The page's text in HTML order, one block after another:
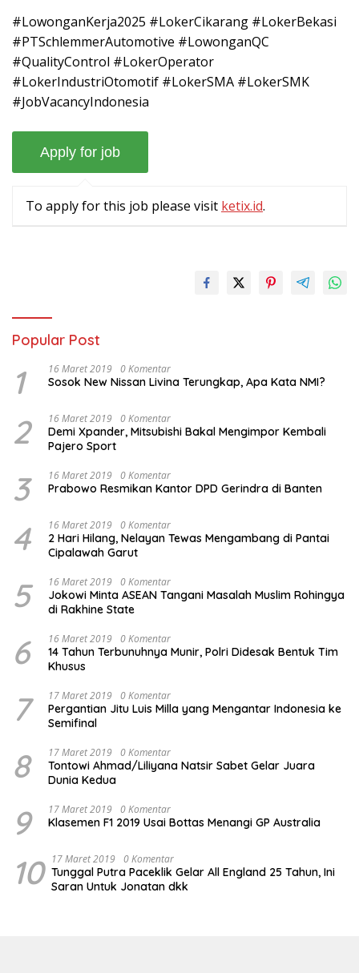
#LowonganKerja2025 #LokerCikarang #LokerBekasi
#PTSchlemmerAutomotive #LowonganQC
#QualityControl #LokerOperator
#LokerIndustriOtomotif #LokerSMA #LokerSMK
#JobVacancyIndonesia
To apply for this job please visit ketix.id.
Popular Post
1 16 Maret 2019 0 Komentar
Sosok New Nissan Livina Terungkap, Apa Kata NMI?
2 16 Maret 2019 0 Komentar
Demi Xpander, Mitsubishi Bakal Mengimpor Kembali
Pajero Sport
3 16 Maret 2019 0 Komentar
Prabowo Resmikan Kantor DPD Gerindra di Banten
4 16 Maret 2019 0 Komentar
2 Hari Hilang, Nelayan Tewas Mengambang di Pantai
Cipalawah Garut
5 16 Maret 2019 0 Komentar
Jokowi Minta ASEAN Tangani Masalah Muslim Rohingya
di Rakhine State
6 16 Maret 2019 0 Komentar
14 Tahun Terbunuhnya Munir, Polri Didesak Bentuk Tim
Khusus
7 17 Maret 2019 0 Komentar
Pergantian Jitu Luis Milla yang Mengantar Indonesia ke
Semifinal
8 17 Maret 2019 0 Komentar
Tontowi Ahmad/Liliyana Natsir Sabet Gelar Juara
Dunia Kedua
9 17 Maret 2019 0 Komentar
Klasemen F1 2019 Usai Bottas Menangi GP Australia
10 17 Maret 2019 0 Komentar
Tunggal Putra Paceklik Gelar All England 25 Tahun, Ini
Saran Untuk Jonatan dkk